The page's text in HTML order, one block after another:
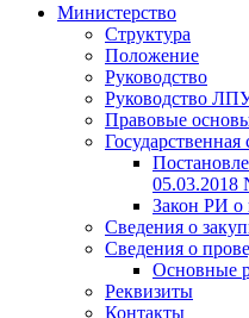
Министерство
Структура
Положение
Руководство
Руководство
Правовые
Государственная
05.03.2018
Закон РИ о
Сведения о
Сведения о
Основные
Реквизиты
Контакты